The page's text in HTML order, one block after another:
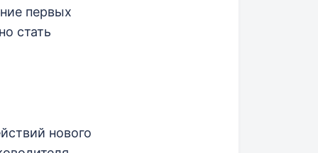
первых
стать
нового